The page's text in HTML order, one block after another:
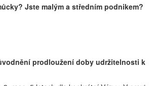
Jste malým a středním podnikem?
prodloužení doby udržitelnosti k